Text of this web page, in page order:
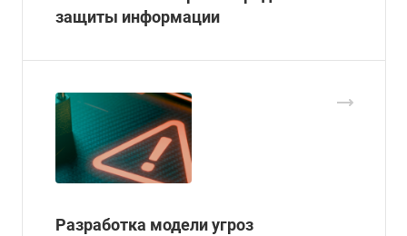
защиты информации
Разработка модели угроз